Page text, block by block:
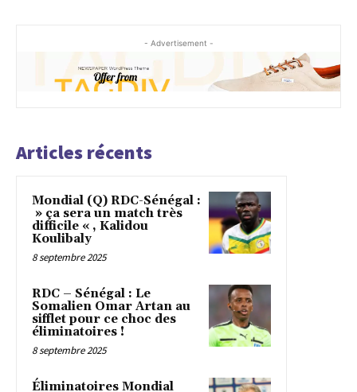
- Advertisement -
Articles récents
Mondial (Q) RDC-Sénégal :
» ça sera un match très
difficile « , Kalidou
Koulibaly
8 septembre 2025
RDC – Sénégal : Le
Somalien Omar Artan au
sifflet pour ce choc des
éliminatoires !
8 septembre 2025
Éliminatoires Mondial